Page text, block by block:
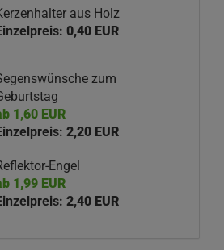
aus Holz
0,40 EUR
zum
1,60 EUR
2,20 EUR
Engel
1,99 EUR
2,40 EUR